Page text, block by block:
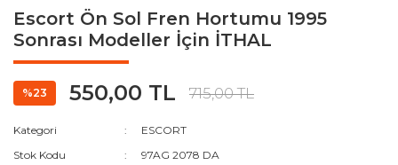
Escort Ön Sol Fren Hortumu 1995
Sonrası Modeller İçin İTHAL
%23 550,00 TL 715,00 TL
Kategori
ESCORT
Stok Kodu
97AG 2078 DA